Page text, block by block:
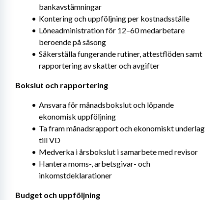
bankavstämningar
Kontering och uppföljning per kostnadsställe
Löneadministration för 12–60 medarbetare
beroende på säsong
Säkerställa fungerande rutiner, attestflöden samt
rapportering av skatter och avgifter
Bokslut och rapportering
Ansvara för månadsbokslut och löpande
ekonomisk uppföljning
Ta fram månadsrapport och ekonomiskt underlag
till VD
Medverka i årsbokslut i samarbete med revisor
Hantera moms-, arbetsgivar- och
inkomstdeklarationer
Budget och uppföljning